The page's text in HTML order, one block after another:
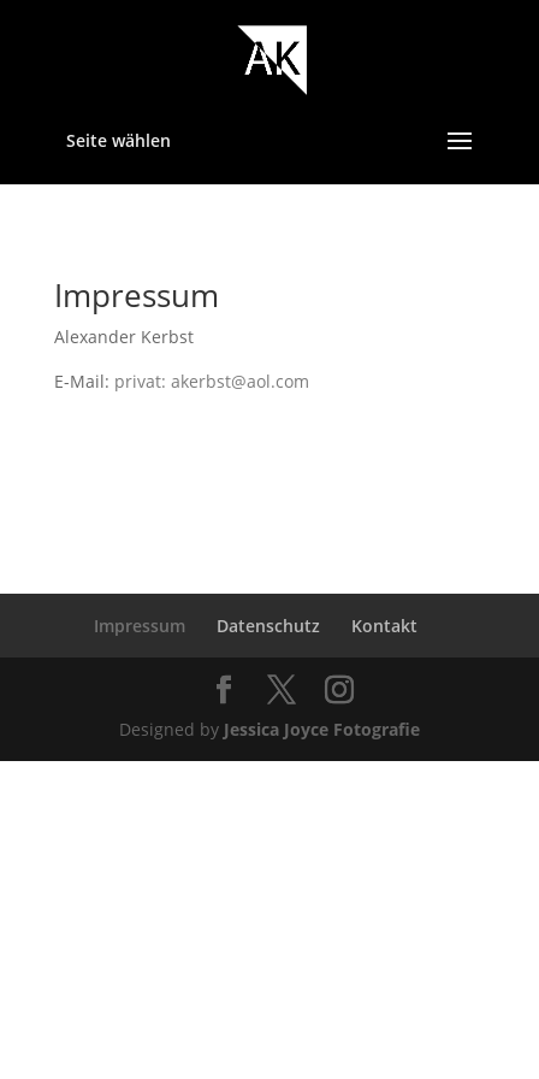
Seite wählen
Impressum
Alexander Kerbst
E-Mail: privat: akerbst@aol.com
Impressum Datenschutz Kontakt
Designed by Jessica Joyce Fotografie